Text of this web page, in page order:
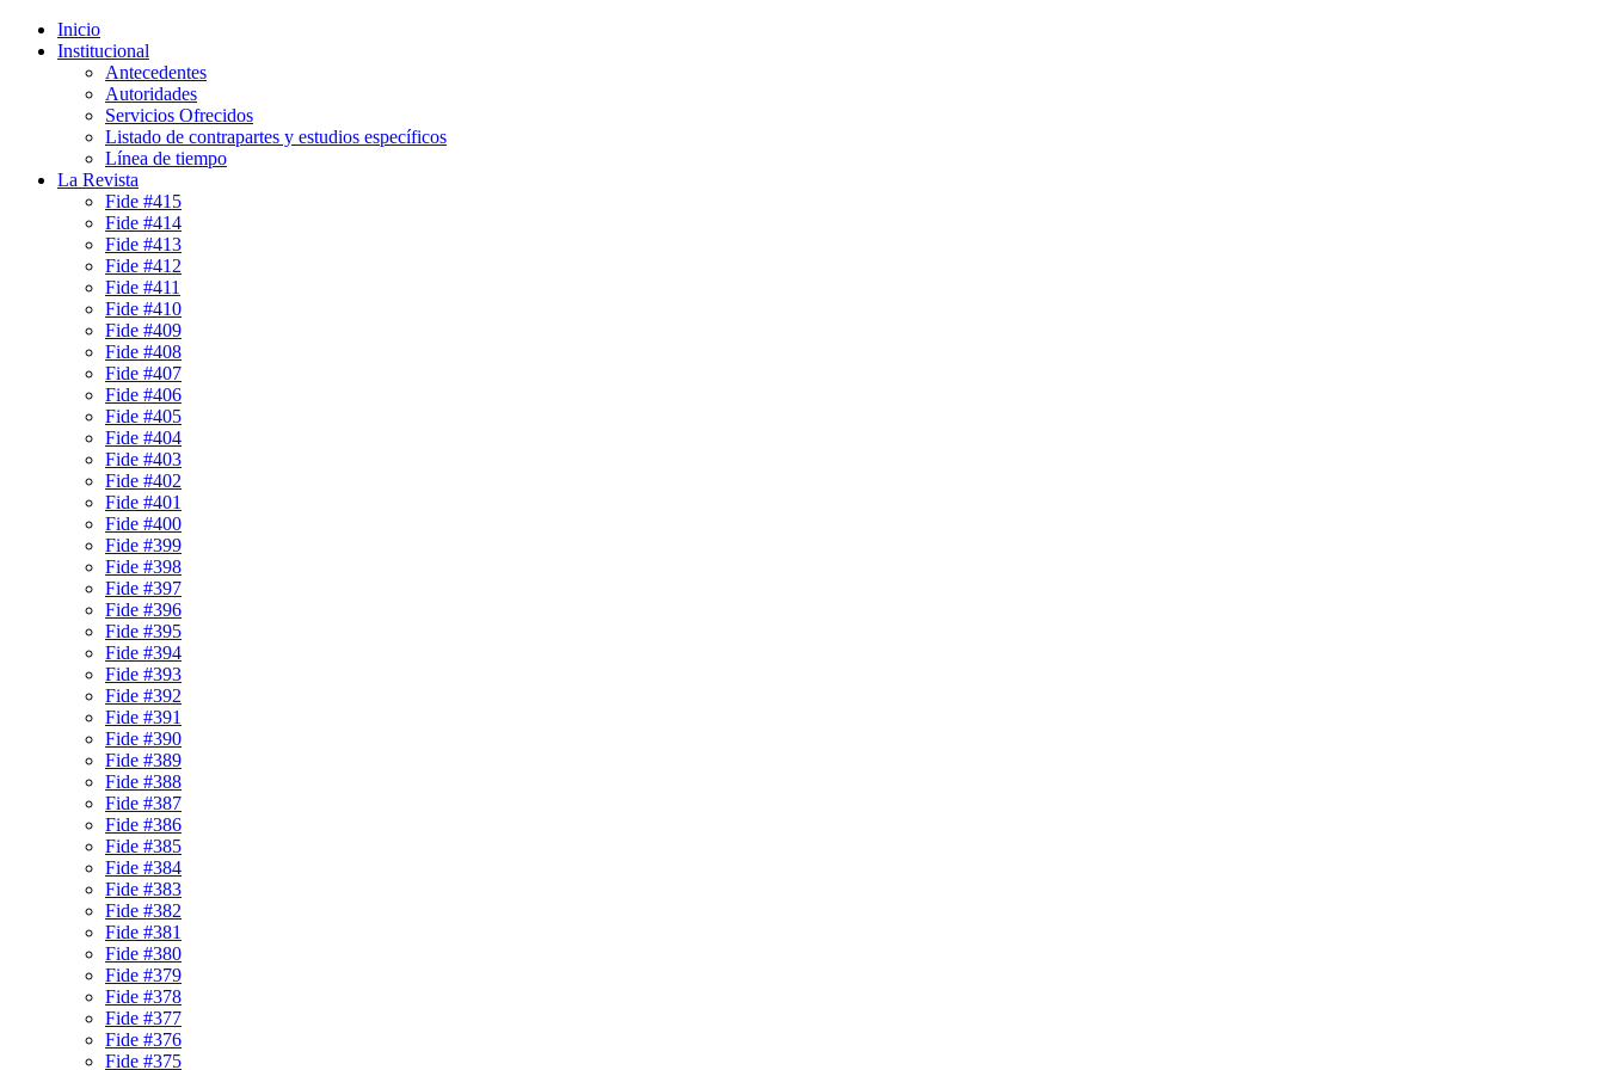
Inicio
Institucional
Antecedentes
Autoridades
Servicios Ofrecidos
Listado de contrapartes y estudios específicos
Línea de tiempo
La Revista
Fide #415
Fide #414
Fide #413
Fide #412
Fide #411
Fide #410
Fide #409
Fide #408
Fide #407
Fide #406
Fide #405
Fide #404
Fide #403
Fide #402
Fide #401
Fide #400
Fide #399
Fide #398
Fide #397
Fide #396
Fide #395
Fide #394
Fide #393
Fide #392
Fide #391
Fide #390
Fide #389
Fide #388
Fide #387
Fide #386
Fide #385
Fide #384
Fide #383
Fide #382
Fide #381
Fide #380
Fide #379
Fide #378
Fide #377
Fide #376
Fide #375